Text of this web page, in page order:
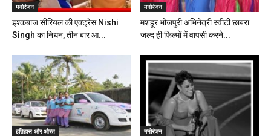
मनोरंजन
इश्कबाज सीरियल की एक्ट्रेस Nishi
Singh का निधन, तीन बार आ...
मनोरंजन
मशहूर भोजपुरी अभिनेत्री स्वीटी छाबरा
जल्द ही फिल्मों में वापसी करने...
इतिहास और औरत मनोरंजन